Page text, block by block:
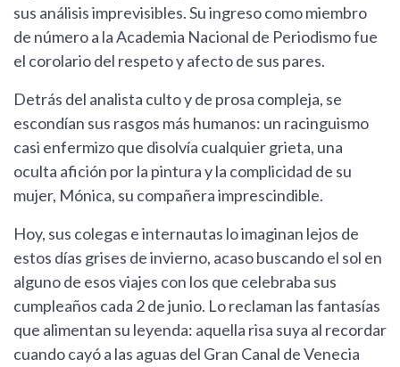
sus análisis imprevisibles. Su ingreso como miembro
de número a la Academia Nacional de Periodismo fue
el corolario del respeto y afecto de sus pares.
Detrás del analista culto y de prosa compleja, se
escondían sus rasgos más humanos: un racinguismo
casi enfermizo que disolvía cualquier grieta, una
oculta afición por la pintura y la complicidad de su
mujer, Mónica, su compañera imprescindible.
Hoy, sus colegas e internautas lo imaginan lejos de
estos días grises de invierno, acaso buscando el sol en
alguno de esos viajes con los que celebraba sus
cumpleaños cada 2 de junio. Lo reclaman las fantasías
que alimentan su leyenda: aquella risa suya al recordar
cuando cayó a las aguas del Gran Canal de Venecia